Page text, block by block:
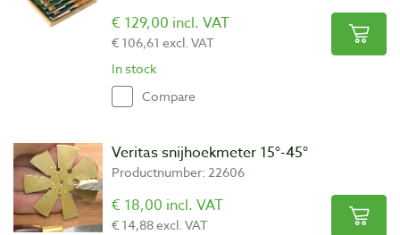
€ 129,00 incl. VAT
€ 106,61 excl. VAT
In stock
Compare
Veritas snijhoekmeter 15°-45°
Productnumber: 22606
€ 18,00 incl. VAT
€ 14,88 excl. VAT